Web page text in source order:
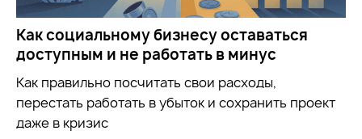
Как социальному бизнесу оставаться
доступным и не работать в минус
Как правильно посчитать свои расходы,
перестать работать в убыток и сохранить проект
даже в кризис